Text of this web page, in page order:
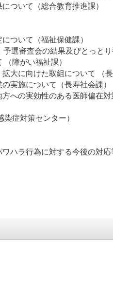
ついて（総合教育推進課）
ついて（福祉保健課）
選審査会の結果及びとっと
障がい福祉課）
大に向けた取組について （長
実施について（長寿社会課）
への実効性のある医師偏在
症対策センター）
ハラ行為に対する今後の対応